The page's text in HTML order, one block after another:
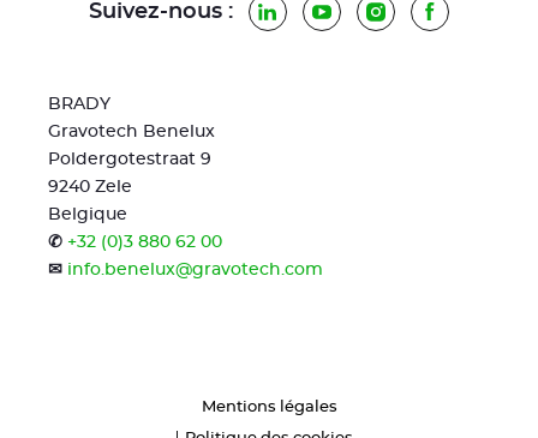
Suivez-nous : LinkedInYouTubeInstagramFacebook
BRADY
Gravotech Benelux
Poldergotestraat 9
9240 Zele
Belgique
✆ +32 (0)3 880 62 00
✉ info.benelux@gravotech.com
Mentions légales